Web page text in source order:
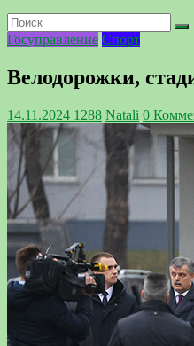
Госуправление Спорт
Велодорожки,
14.11.2024 1288 Natali 0